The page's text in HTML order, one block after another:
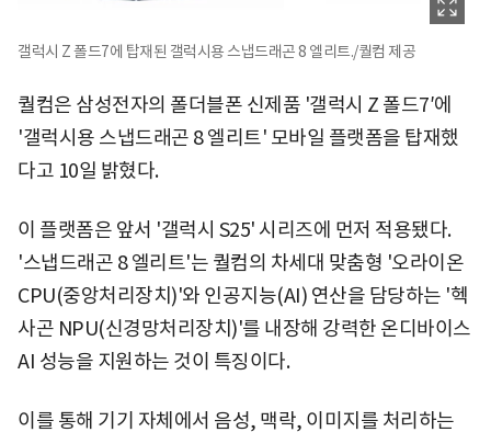
갤럭시 Z 폴드7에 탑재된 갤럭시용 스냅드래곤 8 엘리트./퀄컴 제공
퀄컴은 삼성전자의 폴더블폰 신제품 '갤럭시 Z 폴드7′에
'갤럭시용 스냅드래곤 8 엘리트' 모바일 플랫폼을 탑재했
다고 10일 밝혔다.
이 플랫폼은 앞서 '갤럭시 S25' 시리즈에 먼저 적용됐다.
'스냅드래곤 8 엘리트'는 퀄컴의 차세대 맞춤형 '오라이온
CPU(중앙처리장치)'와 인공지능(AI) 연산을 담당하는 '헥
사곤 NPU(신경망처리장치)'를 내장해 강력한 온디바이스
AI 성능을 지원하는 것이 특징이다.
이를 통해 기기 자체에서 음성, 맥락, 이미지를 처리하는